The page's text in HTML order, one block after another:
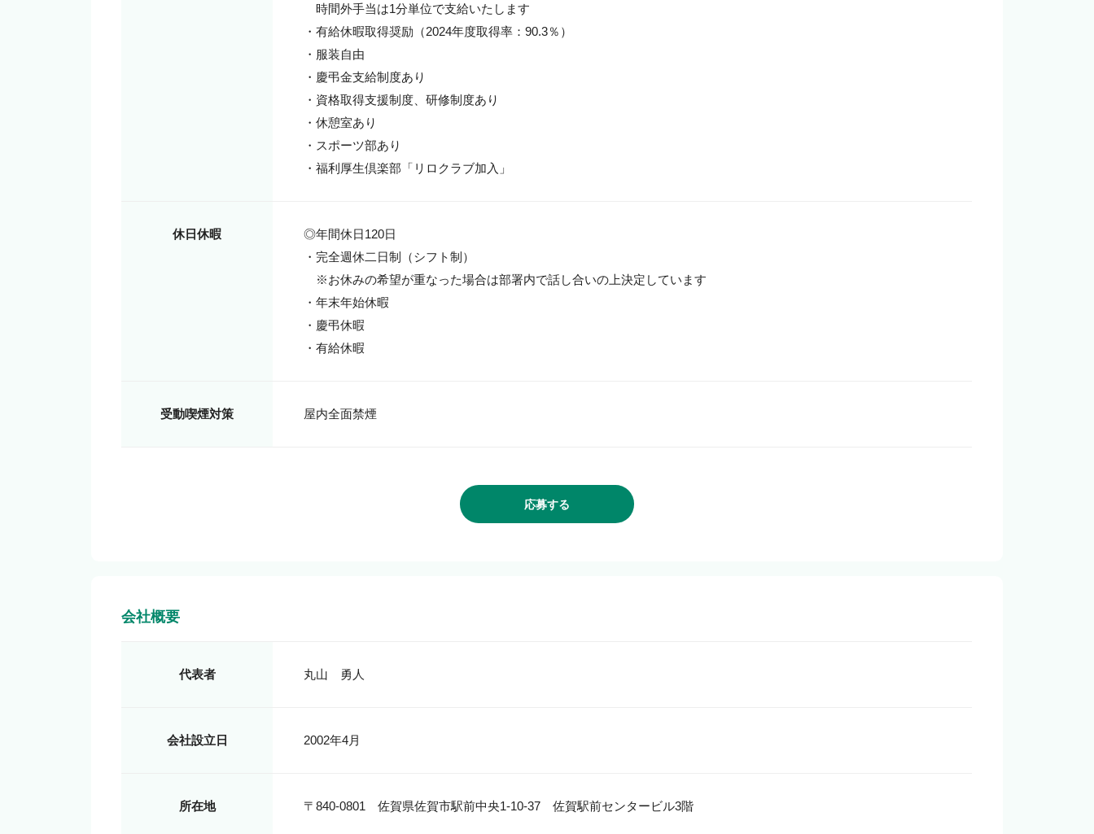
時間外手当は1分単位で支給いたします
・有給休暇取得奨励（2024年度取得率：90.3％）
・服装自由
・慶弔金支給制度あり
・資格取得支援制度、研修制度あり
・休憩室あり
・スポーツ部あり
・福利厚生倶楽部「リロクラブ加入」
休日休暇
◎年間休日120日
・完全週休二日制（シフト制）
※お休みの希望が重なった場合は部署内で話し合いの上決定しています
・年末年始休暇
・慶弔休暇
・有給休暇
受動喫煙対策
応募する
会社概要
代表者 丸山　勇人
会社設立日 2002年4月
所在地 〒840-0801　佐賀県佐賀市駅前中央1-10-37　佐賀駅前センタービル3階